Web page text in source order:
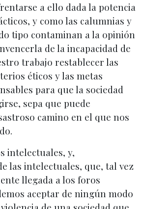
a ello dada la potencia
y como las calumnias y
tipo contaminan a la opinión
de la incapacidad de
trabajo restablecer las
éticos y las metas
para que la sociedad
sepa que puede
camino en el que nos
intelectuales, y,
las intelectuales, que, tal vez
llegada a los foros
aceptar de ningún modo